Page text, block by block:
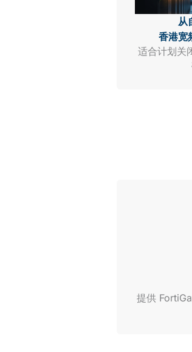
从
香港宽
适合计划关
提供